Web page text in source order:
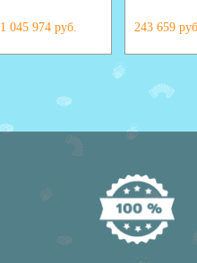
1 045 974 руб. 243 659